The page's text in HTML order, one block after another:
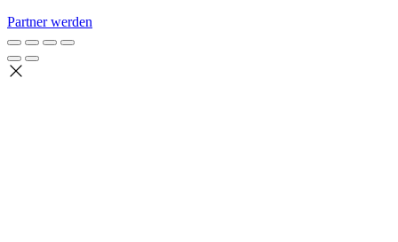
Partner werden